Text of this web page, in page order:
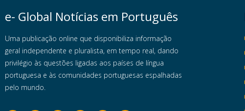
e- Global Notícias em Português
Uma publicação online que disponibiliza informação
geral independente e pluralista, em tempo real, dando
privilégio às questões ligadas aos países de língua
portuguesa e às comunidades portuguesas espalhadas
pelo mundo.